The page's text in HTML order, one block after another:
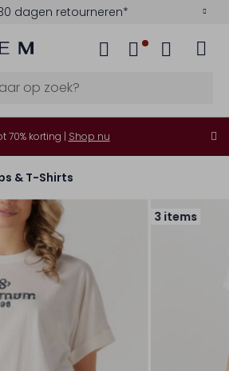
dagen retourneren*
70% korting | Shop nu
& T-Shirts
3 items